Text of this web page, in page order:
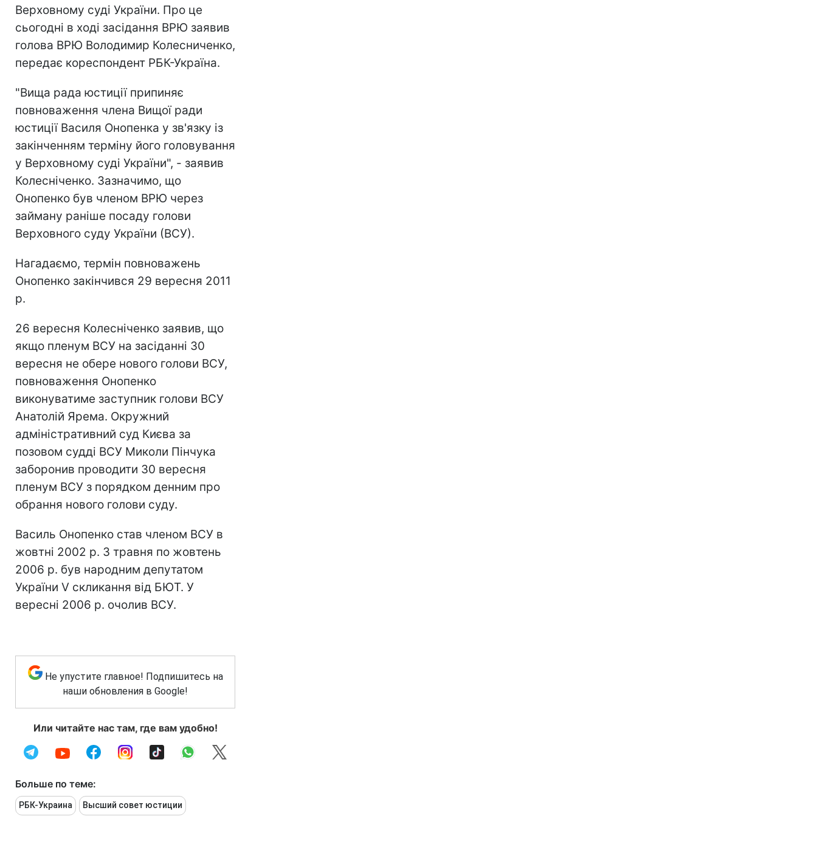
Верховному суді України. Про це
сьогодні в ході засідання ВРЮ заявив
голова ВРЮ Володимир Колесниченко,
передає кореспондент РБК-Україна.
"Вища рада юстиції припиняє
повноваження члена Вищої ради
юстиції Василя Онопенка у зв'язку із
закінченням терміну його головування
у Верховному суді України", - заявив
Колесніченко. Зазначимо, що
Онопенко був членом ВРЮ через
займану раніше посаду голови
Верховного суду України (ВСУ).
Нагадаємо, термін повноважень
Онопенко закінчився 29 вересня 2011
р.
26 вересня Колесніченко заявив, що
якщо пленум ВСУ на засіданні 30
вересня не обере нового голови ВСУ,
повноваження Онопенко
виконуватиме заступник голови ВСУ
Анатолій Ярема. Окружний
адміністративний суд Києва за
позовом судді ВСУ Миколи Пінчука
заборонив проводити 30 вересня
пленум ВСУ з порядком денним про
обрання нового голови суду.
Василь Онопенко став членом ВСУ в
жовтні 2002 р. З травня по жовтень
2006 р. був народним депутатом
України V скликання від БЮТ. У
вересні 2006 р. очолив ВСУ.
Не упустите главное! Подпишитесь на
наши обновления в Google!
Или читайте нас там, где вам удобно!
Больше по теме:
РБК-Украина Высший совет юстиции